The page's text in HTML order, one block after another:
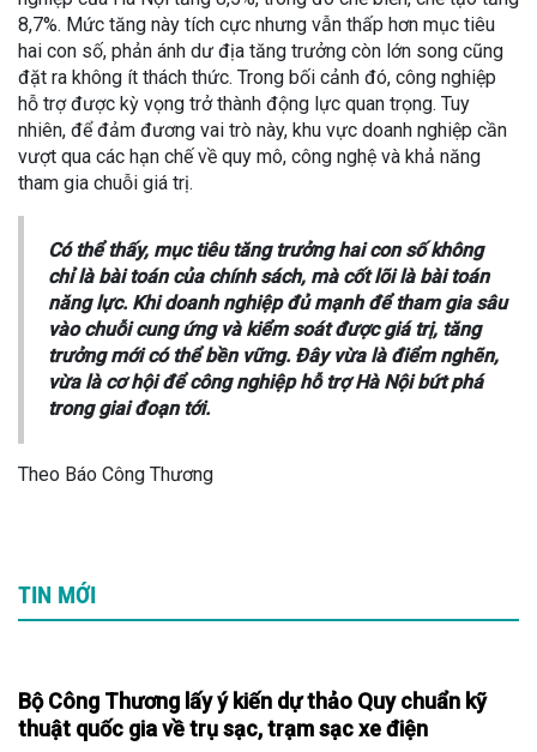
8,7%. Mức tăng này tích cực nhưng vẫn thấp hơn mục tiêu
hai con số, phản ánh dư địa tăng trưởng còn lớn song cũng
đặt ra không ít thách thức. Trong bối cảnh đó, công nghiệp
hỗ trợ được kỳ vọng trở thành động lực quan trọng. Tuy
nhiên, để đảm đương vai trò này, khu vực doanh nghiệp cần
vượt qua các hạn chế về quy mô, công nghệ và khả năng
tham gia chuỗi giá trị.
Có thể thấy, mục tiêu tăng trưởng hai con số không
chỉ là bài toán của chính sách, mà cốt lõi là bài toán
năng lực. Khi doanh nghiệp đủ mạnh để tham gia sâu
vào chuỗi cung ứng và kiểm soát được giá trị, tăng
trưởng mới có thể bền vững. Đây vừa là điểm nghẽn,
vừa là cơ hội để công nghiệp hỗ trợ Hà Nội bứt phá
trong giai đoạn tới.
Theo Báo Công Thương
TIN MỚI
Bộ Công Thương lấy ý kiến dự thảo Quy chuẩn kỹ
thuật quốc gia về trụ sạc, trạm sạc xe điện